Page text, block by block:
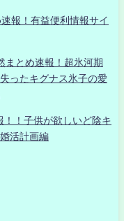
報！有益便利情報サイ
まとめ速報！超氷河期
ったキグナス氷子の愛
！！子供が欲しいど陰キ
活計画編